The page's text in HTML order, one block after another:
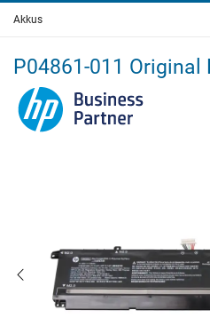
Akkus
P04861-011 Original